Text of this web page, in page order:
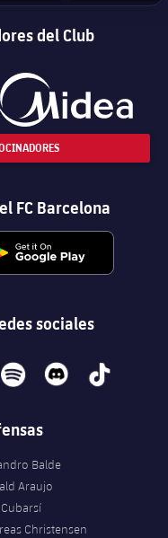
del Club
FC Barcelona
sociales
spotify discord tiktok
Balde
Araujo
Christensen